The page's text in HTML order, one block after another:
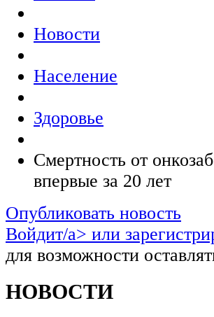
Новости
Население
Здоровье
Смертность от
впервые за 20 лет
Опубликовать новость
Войдит/a> или
для возможности
НОВОСТИ